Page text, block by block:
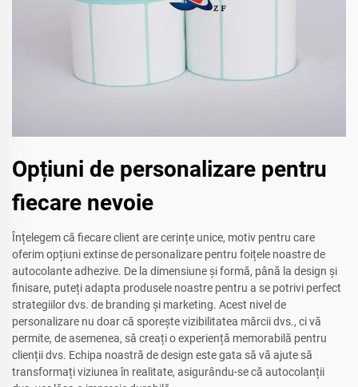
Opțiuni de personalizare pentru
fiecare nevoie
Înțelegem că fiecare client are cerințe unice, motiv pentru care
oferim opțiuni extinse de personalizare pentru foițele noastre de
autocolante adhezive. De la dimensiune și formă, până la design și
finisare, puteți adapta produsele noastre pentru a se potrivi perfect
strategiilor dvs. de branding și marketing. Acest nivel de
personalizare nu doar că sporește vizibilitatea mărcii dvs., ci vă
permite, de asemenea, să creați o experiență memorabilă pentru
clienții dvs. Echipa noastră de design este gata să vă ajute să
transformați viziunea în realitate, asigurându-se că autocolanții